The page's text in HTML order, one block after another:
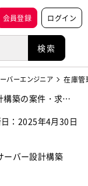
会員登録 ログイン
バーエンジニア 在庫管
築の案件・求人
：2025年4月30日
ーバー設計構築